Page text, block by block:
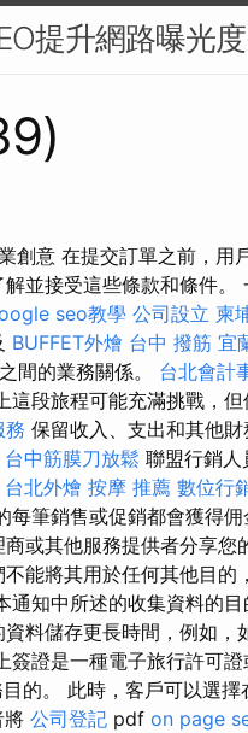
提升網路曝光
創意 在提交訂單之前，用
並接受這些條款和條件。
seo教學 公司設立 柬
BUFFET外燴 台中 撥筋 宜
間的業務關係。 台北會計
段旅程可能充滿挑戰，
務 保留收入、支出和其他
台中筋膜刀放鬆 聯盟行銷人
台北外燴 按摩 推薦 數位行
每筆銷售或促銷都會獲得
或其他服務提供者分享
能將其用於任何其他目
通知中所述的收集資料的
料儲存更長時間，例如
簽證是一種電子旅行許可
的。 此時，客戶可以選擇
將 公司登記 pdf on page